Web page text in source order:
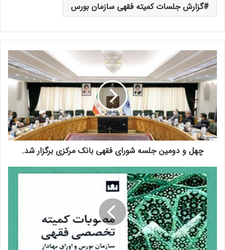
گزارش جلسات کمیته فقهی سازمان بورس
چ
ه
ل
و
و
م
ی
ن
چهل و دومین جلسه شورای فقهی بانک مرکزی برگزار شد.